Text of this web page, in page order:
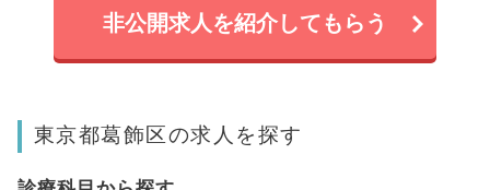
非公開求人を紹介してもらう
東京都葛飾区の求人を探す